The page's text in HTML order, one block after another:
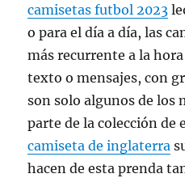
camisetas futbol 2023
o para el día a día, las
más recurrente a la
texto o mensajes, con
son solo algunos de los
parte de la colección de
camiseta de inglaterra
hacen de esta prenda